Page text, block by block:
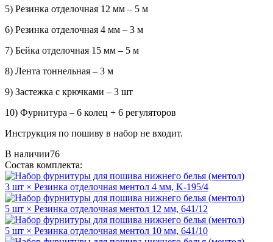
5) Резинка отделочная 12 мм – 5 м
6) Резинка отделочная 4 мм – 3 м
7) Бейка отделочная 15 мм – 5 м
8) Лента тоннельная – 3 м
9) Застежка с крючками – 3 шт
10) Фурнитура – 6 колец + 6 регуляторов
Инструкция по пошиву в набор не входит.
В наличии76
Состав комплекта:
3 шт × Резинка отделочная ментол 4 мм, K-195/4
5 шт × Резинка отделочная ментол 12 мм, 641/12
5 шт × Резинка отделочная ментол 10 мм, 641/10